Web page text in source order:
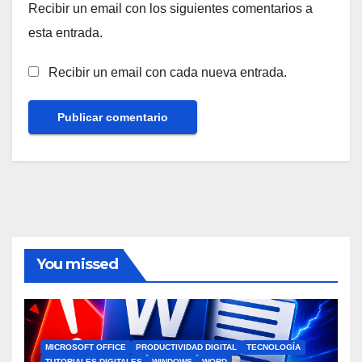
Recibir un email con los siguientes comentarios a
esta entrada.
Recibir un email con cada nueva entrada.
You missed
MICROSOFT OFFICE PRODUCTIVIDAD DIGITAL
TECNOLOGÍA